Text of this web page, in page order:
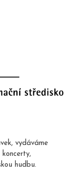
vydáváme
hudbu.